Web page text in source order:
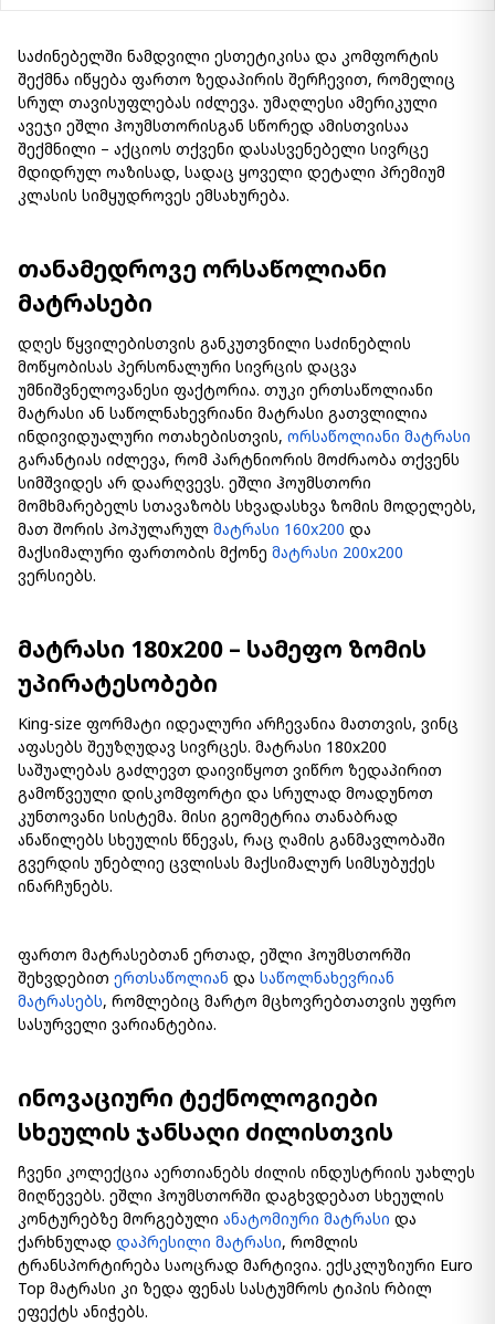
საძინებელში ნამდვილი ესთეტიკისა და კომფორტის
შექმნა იწყება ფართო ზედაპირის შერჩევით, რომელიც
სრულ თავისუფლებას იძლევა. უმაღლესი ამერიკული
ავეჯი ეშლი ჰოუმსთორისგან სწორედ ამისთვისაა
შექმნილი – აქციოს თქვენი დასასვენებელი სივრცე
მდიდრულ ოაზისად, სადაც ყოველი დეტალი პრემიუმ
კლასის სიმყუდროვეს ემსახურება.
თანამედროვე ორსაწოლიანი
მატრასები
დღეს წყვილებისთვის განკუთვნილი საძინებლის
მოწყობისას პერსონალური სივრცის დაცვა
უმნიშვნელოვანესი ფაქტორია. თუკი ერთსაწოლიანი
მატრასი ან საწოლნახევრიანი მატრასი გათვლილია
ინდივიდუალური ოთახებისთვის, ორსაწოლიანი მატრასი
გარანტიას იძლევა, რომ პარტნიორის მოძრაობა თქვენს
სიმშვიდეს არ დაარღვევს. ეშლი ჰოუმსთორი
მომხმარებელს სთავაზობს სხვადასხვა ზომის მოდელებს,
მათ შორის პოპულარულ მატრასი 160x200 და
მაქსიმალური ფართობის მქონე მატრასი 200x200
ვერსიებს.
მატრასი 180x200 – სამეფო ზომის
უპირატესობები
King-size ფორმატი იდეალური არჩევანია მათთვის, ვინც
აფასებს შეუზღუდავ სივრცეს. მატრასი 180x200
საშუალებას გაძლევთ დაივიწყოთ ვიწრო ზედაპირით
გამოწვეული დისკომფორტი და სრულად მოადუნოთ
კუნთოვანი სისტემა. მისი გეომეტრია თანაბრად
ანაწილებს სხეულის წნევას, რაც ღამის განმავლობაში
გვერდის უნებლიე ცვლისას მაქსიმალურ სიმსუბუქეს
ინარჩუნებს.
ფართო მატრასებთან ერთად, ეშლი ჰოუმსთორში
შეხვდებით ერთსაწოლიან და საწოლნახევრიან
მატრასებს, რომლებიც მარტო მცხოვრებთათვის უფრო
სასურველი ვარიანტებია.
ინოვაციური ტექნოლოგიები
სხეულის ჯანსაღი ძილისთვის
ჩვენი კოლექცია აერთიანებს ძილის ინდუსტრიის უახლეს
მიღწევებს. ეშლი ჰოუმსთორში დაგხვდებათ სხეულის
კონტურებზე მორგებული ანატომიური მატრასი და
ქარხნულად დაპრესილი მატრასი, რომლის
ტრანსპორტირება საოცრად მარტივია. ექსკლუზიური Euro
Top მატრასი კი ზედა ფენას სასტუმროს ტიპის რბილ
ეფექტს ანიჭებს.